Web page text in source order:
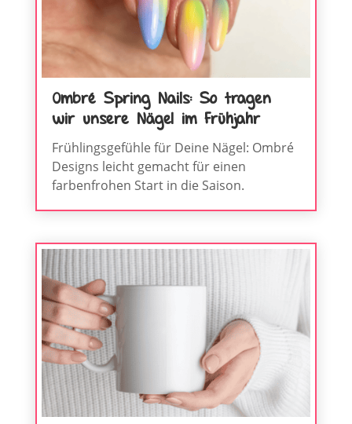
Ombré Spring Nails: So tragen
wir unsere Nägel im Frühjahr
Frühlingsgefühle für Deine Nägel: Ombré
Designs leicht gemacht für einen
farbenfrohen Start in die Saison.